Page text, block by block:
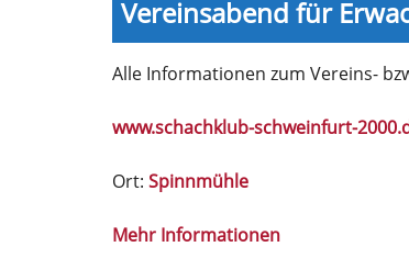
Vereinsabend für
Alle Informationen zum Vereins-
www.schachklub-schweinfurt-
Ort: Spinnmühle
Mehr Informationen